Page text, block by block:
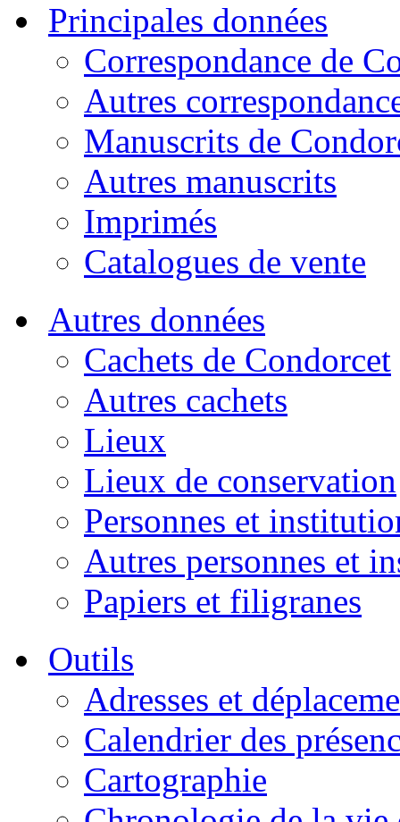
Principales données
Correspondance de
Autres
Manuscrits de
Autres manuscrits
Imprimés
Catalogues de vente
Autres données
Cachets de Condorcet
Autres cachets
Lieux
Lieux de conservation
Personnes et
Autres personnes et
Papiers et filigranes
Outils
Adresses et
Calendrier des
Cartographie